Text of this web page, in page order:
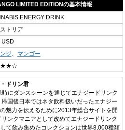
LIMITED EDITIONの基本情報
ENERGY DRINK
トリア
USD
ジ、
マンゴー
ドリン君
にダンスシーンを通じてエナジードリンク
国後日本ではネタ飲料扱いだったエナジー
魅力を伝えるために2013年総合サイトを開
ンクマニアとして改めてエナジードリンク
て飲み集めたコレクションは世界8,000種類